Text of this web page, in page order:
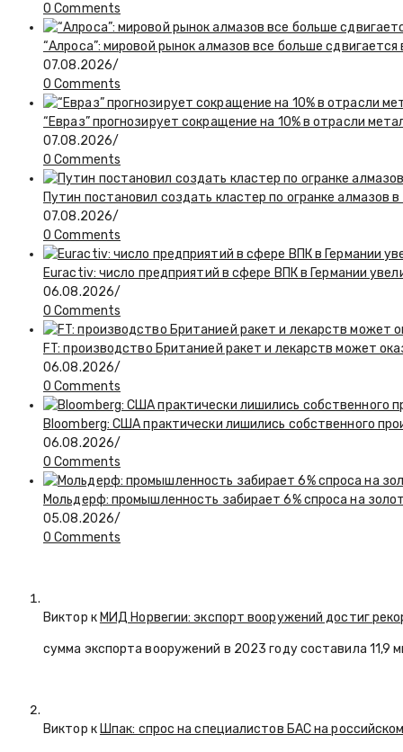
0 Comments
“Алроса”: мировой рынок алмазов все больше
07.08.2026/
0 Comments
“Евраз” прогнозирует сокращение на 10% в отрасли
07.08.2026/
0 Comments
Путин постановил создать кластер по огранке алмазов
07.08.2026/
0 Comments
Euractiv: число предприятий в сфере ВПК в Германии
06.08.2026/
0 Comments
FT: производство Британией ракет и лекарств может
06.08.2026/
0 Comments
Bloomberg: США практически лишились собственного
06.08.2026/
0 Comments
Мольдерф: промышленность забирает 6% спроса на
05.08.2026/
0 Comments
Виктор кМИД Норвегии: экспорт вооружений достиг
сумма экспорта вооружений в 2023 году составила 11,9
Виктор кШпак: спрос на специалистов БАС на